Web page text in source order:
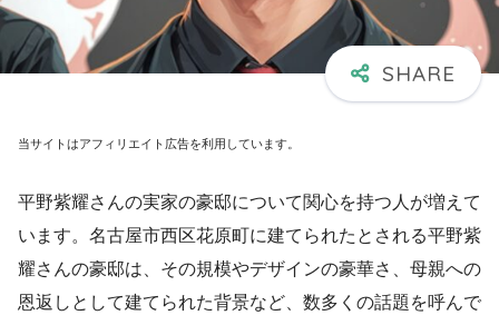
当サイトはアフィリエイト広告を利用しています。
平野紫耀さんの実家の豪邸について関心を持つ人が増えて
います。名古屋市西区花原町に建てられたとされる平野紫
耀さんの豪邸は、その規模やデザインの豪華さ、母親への
恩返しとして建てられた背景など、数多くの話題を呼んで